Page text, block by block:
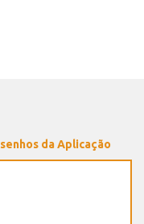
da Aplicação